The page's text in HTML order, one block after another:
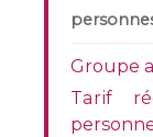
Groupe
Tarif